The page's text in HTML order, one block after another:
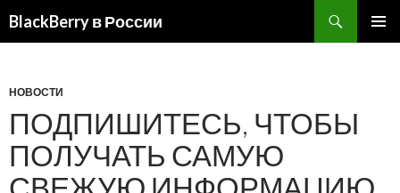
BlackBerry в России
НОВОСТИ
ПОДПИШИТЕСЬ, ЧТОБЫ
ПОЛУЧАТЬ САМУЮ